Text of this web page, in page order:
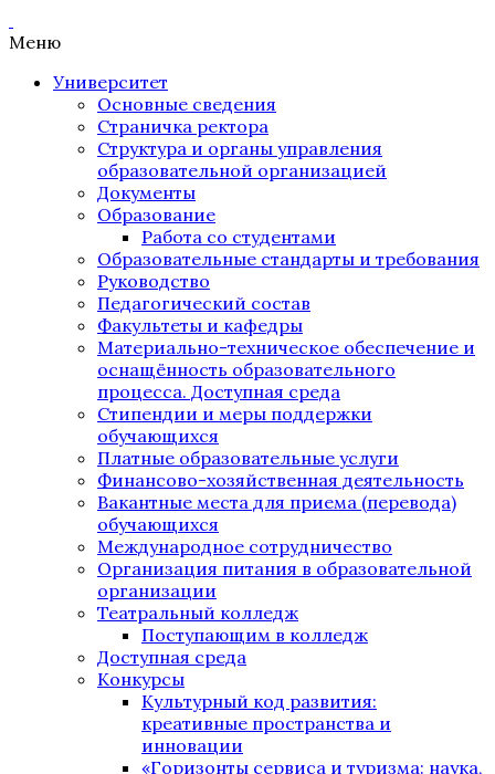
Меню
Университет
Основные сведения
Страничка ректора
Структура и органы управления
образовательной организацией
Документы
Образование
Работа со студентами
Образовательные стандарты и требования
Руководство
Педагогический состав
Факультеты и кафедры
Материально-техническое обеспечение и
оснащённость образовательного
процесса. Доступная среда
Стипендии и меры поддержки
обучающихся
Платные образовательные услуги
Финансово-хозяйственная деятельность
Вакантные места для приема (перевода)
обучающихся
Международное сотрудничество
Организация питания в образовательной
организации
Театральный колледж
Поступающим в колледж
Доступная среда
Конкурсы
Культурный код развития:
креативные пространства и
инновации
«Горизонты сервиса и туризма: наука,